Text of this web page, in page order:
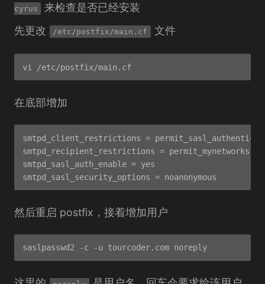
cyrus
来检查是否已经安装
先更改
/etc/postfix/main.cf 文件
在底部增加
smtpd_client_restrictions =
smtpd_recipient_restrictions = permit_mynetworks,
smtpd_sasl_auth_enable = yes
然后重启 postfix，接着增加用户